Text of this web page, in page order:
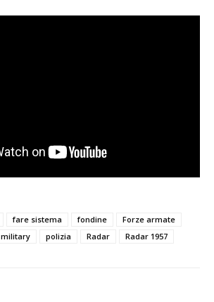
fare sistema fondine
Forze armate
military polizia Radar Radar 1957